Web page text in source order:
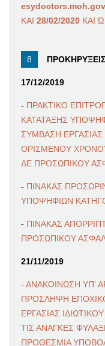
ΚΑΙ 28/02/2020 ΚΑΙ
17/12/2019
- ΠΡΑΚΤΙΚΟ
ΚΑΤΑΤΑΞΗΣ
ΣΥΜΒΑΣΗ ΕΡΓΑΣΙΑΣ
ΟΡΙΣΜΕΝΟΥ
ΔΕ ΠΡΟΣΩΠΙΚΟΥ
- ΠΙΝΑΚΑΣ
ΥΠΟΨΗΦΙΩΝ
- ΠΙΝΑΚΑΣ
ΠΡΟΣΩΠΙΚΟΥ
21/11/2019
- ΑΝΑΚΟΙΝΩΣΗ ΥΠ'
ΠΡΟΣΛΗΨΗ
ΕΡΓΑΣΙΑΣ
ΤΙΣ ΑΝΑΓΚΕΣ
ΠΡΟΘΕΣΜΙΑ